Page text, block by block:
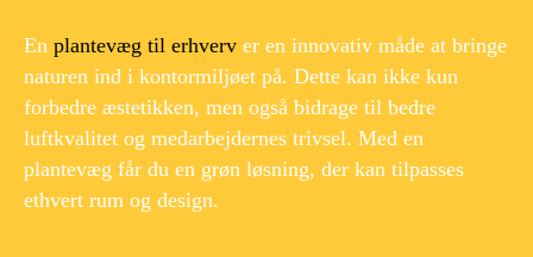
En plantevæg til erhverv er en innovativ måde at bringe
naturen ind i kontormiljøet på. Dette kan ikke kun
forbedre æstetikken, men også bidrage til bedre
luftkvalitet og medarbejdernes trivsel. Med en
plantevæg får du en grøn løsning, der kan tilpasses
ethvert rum og design.